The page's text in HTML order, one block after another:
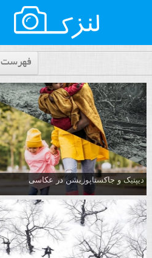
فهرست
دیپتیک و جاکستا‌پوزیشن در عکاسی